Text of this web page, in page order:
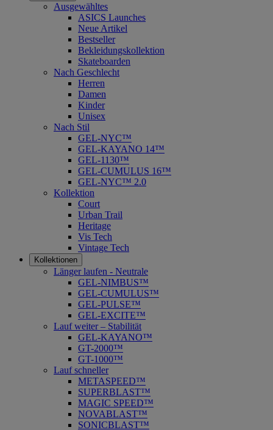
Ausgewähltes
ASICS Launches
Neue Artikel
Bestseller
Bekleidungskollektion
Skateboarden
Nach Geschlecht
Herren
Damen
Kinder
Unisex
Nach Stil
GEL-NYC™
GEL-KAYANO 14™
GEL-1130™
GEL-CUMULUS 16™
GEL-NYC™ 2.0
Kollektion
Court
Urban Trail
Heritage
Vis Tech
Vintage Tech
Kollektionen
Länger laufen - Neutrale
GEL-NIMBUS™
GEL-CUMULUS™
GEL-PULSE™
GEL-EXCITE™
Lauf weiter – Stabilität
GEL-KAYANO™
GT-2000™
GT-1000™
Lauf schneller
METASPEED™
SUPERBLAST™
MAGIC SPEED™
NOVABLAST™
SONICBLAST™